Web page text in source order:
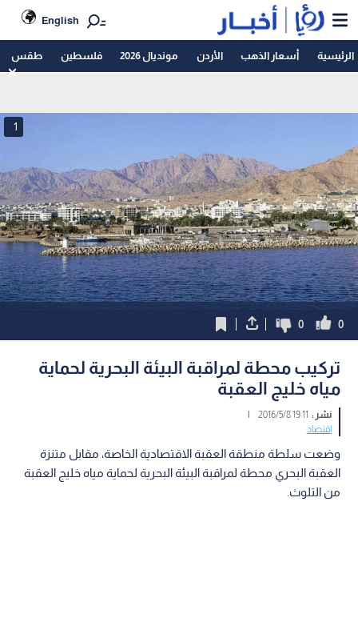
English
الرئيسية أسعار الذهب الأردن مونديال 2026 فلسطين طقس
1
0
0
تركيب محطة لمراقبة البيئة البحرية لحماية
مياه خليج العقبة
نشر : 19:11 2016/5/8
|
اقتصاد
وضعت سلطة منطقة العقبة الاقتصادية الخاصة، مقابل متنزة
العقبة البحري محطة لمراقبة البيئة البحرية لحماية مياه خليج العقبة
من التلوث.